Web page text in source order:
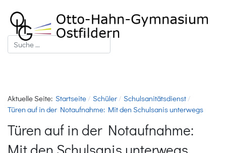
Suchen
Aktuelle Seite: Startseite Schüler
Schulsanitätsdienst
Türen auf in der Notaufnahme: Mit den Schulsanis unterwegs
Türen auf in der Notaufnahme: